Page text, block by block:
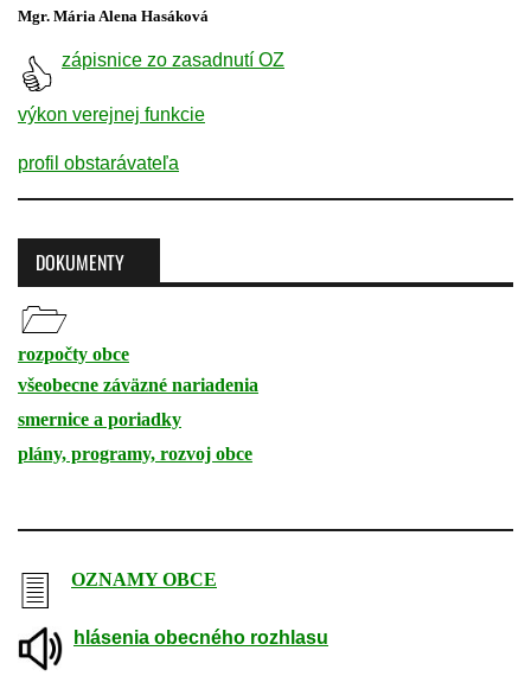
Mgr. Mária Alena Hasáková
zápisnice zo zasadnutí OZ
výkon verejnej funkcie
profil obstarávateľa
DOKUMENTY
rozpočty obce
všeobecne záväzné nariadenia
smernice a poriadky
plány, programy, rozvoj obce
OZNAMY OBCE
hlásenia obecného rozhlasu